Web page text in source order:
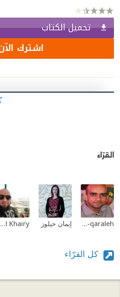
تحميل الكتاب
اشترك
القرّاء
Ramzi AL-qaraleh إيمان حيلوز Mustafa Al Khairy
كل القرّاء